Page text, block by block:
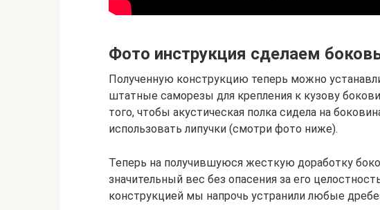
Фото инструкция сделаем
Полученную конструкцию теперь можно
штатные саморезы для крепления к кузову
того, чтобы акустическая полка сидела на
использовать липучки (смотри фото ниже).
Теперь на получившуюся жесткую доработку
значительный вес без опасения за его
конструкцией мы напрочь устранили любые